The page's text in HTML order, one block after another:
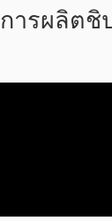
ารผลิตชิ